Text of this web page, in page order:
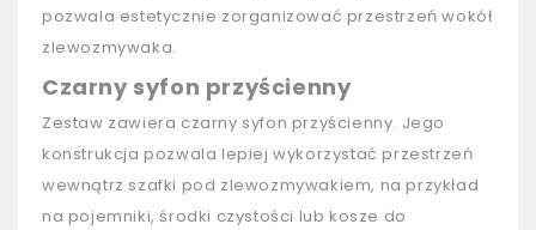
pozwala estetycznie zorganizować przestrzeń wokół
zlewozmywaka.
Czarny syfon przyścienny
Zestaw zawiera czarny syfon przyścienny. Jego
konstrukcja pozwala lepiej wykorzystać przestrzeń
wewnątrz szafki pod zlewozmywakiem, na przykład
na pojemniki, środki czystości lub kosze do